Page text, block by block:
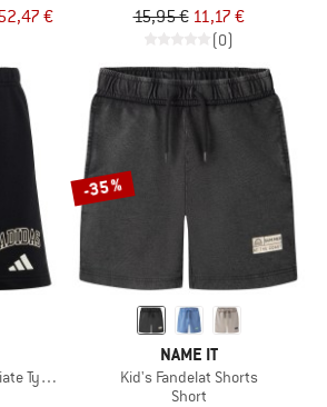
€ 15,95 € 11,17 €
(0)
Typography Short
-35 %
NAME IT
Kid's Fandelat Shorts
Short